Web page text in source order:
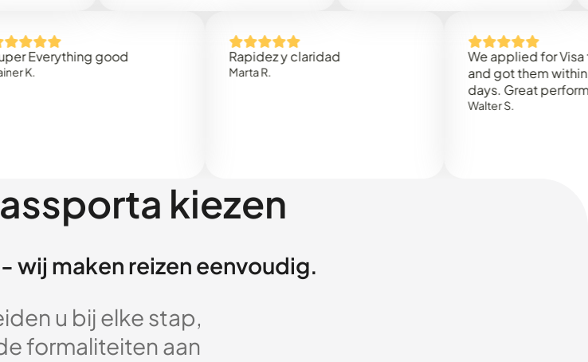
good Rapidez y claridad
We applied for Visa to
and got them within 3
days. Great performance!
Walter S.
kiezen
wij maken reizen eenvoudig.
u bij elke stap,
formaliteiten aan